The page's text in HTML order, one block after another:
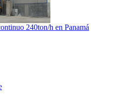
240ton/h en Panamá